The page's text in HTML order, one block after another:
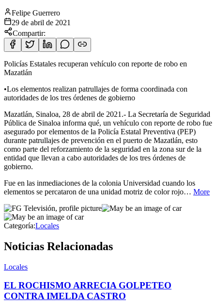
Felipe Guerrero
29 de abril de 2021
Compartir:
Policías Estatales recuperan vehículo con reporte de robo en
Mazatlán
•Los elementos realizan patrullajes de forma coordinada con
autoridades de los tres órdenes de gobierno
Mazatlán, Sinaloa, 28 de abril de 2021.- La Secretaría de Seguridad
Pública de Sinaloa informa qué, un vehículo con reporte de robo fue
asegurado por elementos de la Policía Estatal Preventiva (PEP)
durante patrullajes de prevención en el puerto de Mazatlán, esto
como parte del reforzamiento de la seguridad en la zona sur de la
entidad que llevan a cabo autoridades de los tres órdenes de
gobierno.
Fue en las inmediaciones de la colonia Universidad cuando los
elementos se percataron de una unidad motriz de color rojo… More
Categoría:Locales
Noticias Relacionadas
Locales
EL ROCHISMO ARRECIA GOLPETEO
CONTRA IMELDA CASTRO